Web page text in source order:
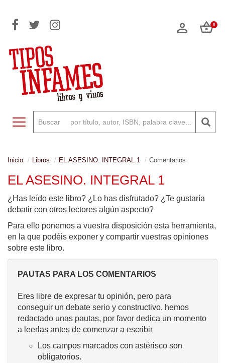
0
Toggle navigation
Inicio Libros EL ASESINO. INTEGRAL 1 Comentarios
EL ASESINO. INTEGRAL 1
¿Has leído este libro? ¿Lo has disfrutado? ¿Te gustaría
debatir con otros lectores algún aspecto?
Para ello ponemos a vuestra disposición esta herramienta,
en la que podéis exponer y compartir vuestras opiniones
sobre este libro.
PAUTAS PARA LOS COMENTARIOS
Eres libre de expresar tu opinión, pero para
conseguir un debate serio y constructivo, hemos
redactado unas pautas, por favor dedica un momento
a leerlas antes de comenzar a escribir
Los campos marcados con astérisco son
obligatorios.